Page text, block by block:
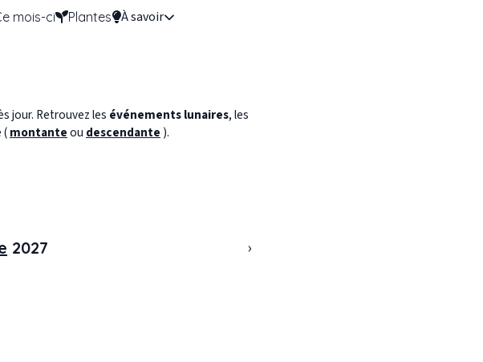
mois-ci Plantes À savoir
jour. Retrouvez les événements lunaires, les
(montanteou descendante ).
2027 ›